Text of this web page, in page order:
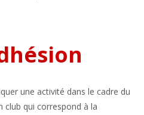
une activité dans le cadre du
club qui correspond à la